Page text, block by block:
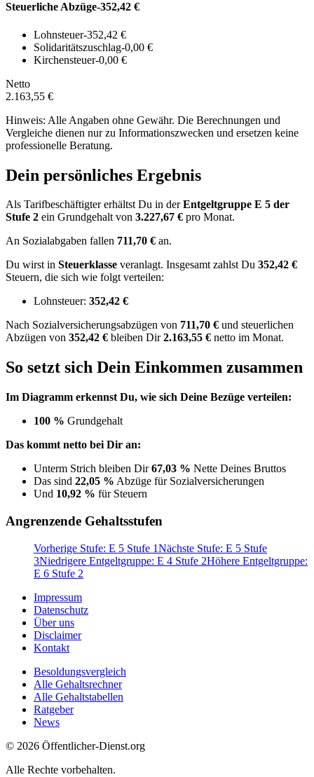
Steuerliche Abzüge-352,42 €
Lohnsteuer-352,42 €
Solidaritätszuschlag-0,00 €
Kirchensteuer-0,00 €
Netto
2.163,55 €
Hinweis: Alle Angaben ohne Gewähr. Die Berechnungen und
Vergleiche dienen nur zu Informationszwecken und ersetzen keine
professionelle Beratung.
Dein persönliches Ergebnis
Als Tarifbeschäftigter erhältst Du in derEntgeltgruppe E 5 der
Stufe 2 ein Grundgehalt von 3.227,67 € pro Monat.
An Sozialabgaben fallen 711,70 € an.
Du wirst in Steuerklasse veranlagt. Insgesamt zahlst Du 352,42 €
Steuern, die sich wie folgt verteilen:
Lohnsteuer: 352,42 €
Nach Sozialversicherungsabzügen von 711,70 € und steuerlichen
Abzügen von 352,42 € bleiben Dir2.163,55 € netto im Monat.
So setzt sich Dein Einkommen zusammen
Im Diagramm erkennst Du, wie sich Deine Bezüge verteilen:
100 % Grundgehalt
Das kommt netto bei Dir an:
Unterm Strich bleiben Dir67,03 % Nette Deines Bruttos
Das sind 22,05 % Abzüge für Sozialversicherungen
Und 10,92 % für Steuern
Angrenzende Gehaltsstufen
Vorherige Stufe: E 5 Stufe 1Nächste Stufe: E 5 Stufe
3Niedrigere Entgeltgruppe: E 4 Stufe 2Höhere Entgeltgruppe:
E 6 Stufe 2
Impressum
Datenschutz
Über uns
Disclaimer
Kontakt
Besoldungsvergleich
Alle Gehaltsrechner
Alle Gehaltstabellen
Ratgeber
News
© 2026 Öffentlicher-Dienst.org
Alle Rechte vorbehalten.